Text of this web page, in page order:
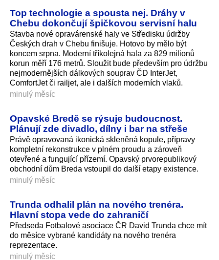
Top technologie a spousta nej. Dráhy v
Chebu dokončují špičkovou servisní halu
Stavba nové opravárenské haly ve Středisku údržby
Českých drah v Chebu finišuje. Hotovo by mělo být
koncem srpna. Moderní tříkolejná hala za 829 milionů
korun měří 176 metrů. Sloužit bude především pro údržbu
nejmodernějších dálkových souprav ČD InterJet,
ComfortJet či railjet, ale i dalších moderních vlaků.
minulý měsíc
Opavské Bredě se rýsuje budoucnost.
Plánují zde divadlo, dílny i bar na střeše
Právě opravovaná ikonická skleněná kopule, přípravy
kompletní rekonstrukce v plném proudu a zároveň
otevřené a fungující přízemí. Opavský prvorepublikový
obchodní dům Breda vstoupil do další etapy existence.
minulý měsíc
Trunda odhalil plán na nového trenéra.
Hlavní stopa vede do zahraničí
Předseda Fotbalové asociace ČR David Trunda chce mít
do měsíce vybrané kandidáty na nového trenéra
reprezentace.
minulý měsíc